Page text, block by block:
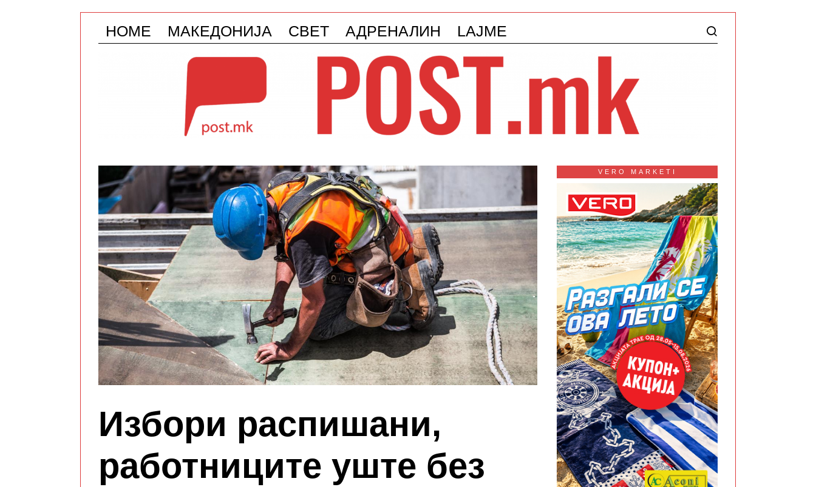
HOME МАКЕДОНИЈА СВЕТ АДРЕНАЛИН LAJME
Избори распишани,
работниците уште без
VERO MARKETI